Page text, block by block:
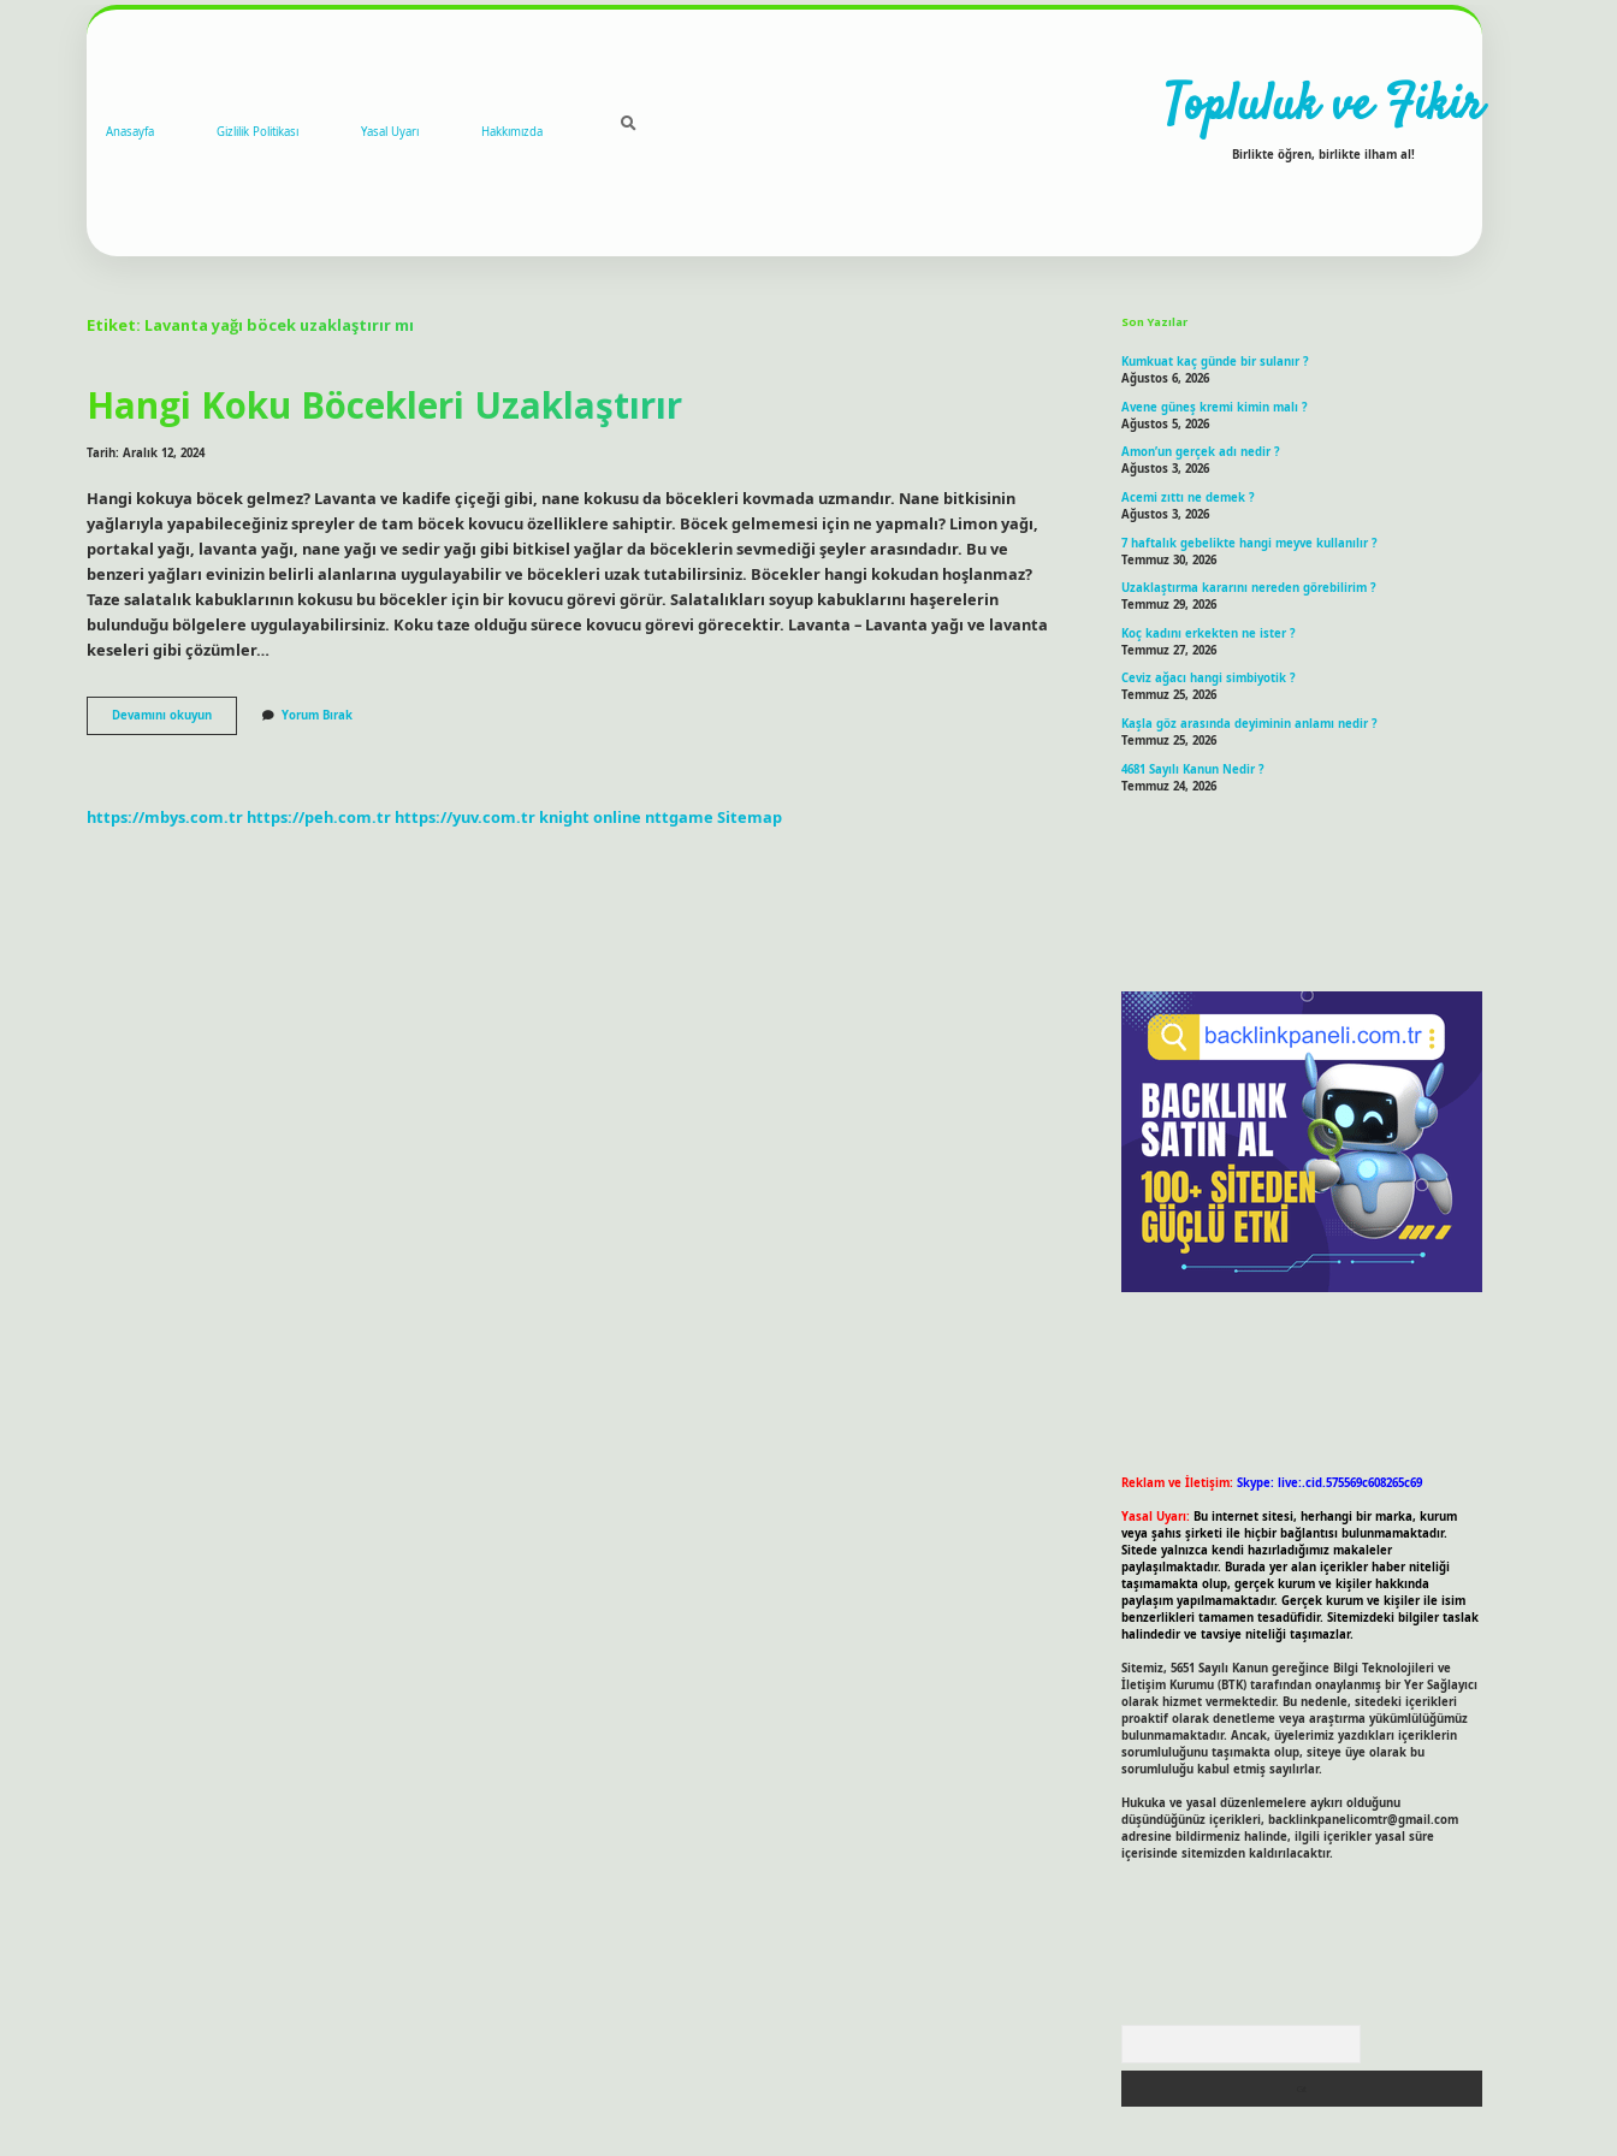
Anasayfa Gizlilik Politikası Yasal Uyarı Hakkımızda Topluluk ve Fikir
Birlikte öğren, birlikte ilham al!
Etiket: Lavanta yağı böcek uzaklaştırır mı
Hangi Koku Böcekleri Uzaklaştırır
Tarih: Aralık 12, 2024
Hangi kokuya böcek gelmez? Lavanta ve kadife çiçeği gibi, nane kokusu da böcekleri kovmada uzmandır. Nane bitkisinin
yağlarıyla yapabileceğiniz spreyler de tam böcek kovucu özelliklere sahiptir. Böcek gelmemesi için ne yapmalı? Limon yağı,
portakal yağı, lavanta yağı, nane yağı ve sedir yağı gibi bitkisel yağlar da böceklerin sevmediği şeyler arasındadır. Bu ve
benzeri yağları evinizin belirli alanlarına uygulayabilir ve böcekleri uzak tutabilirsiniz. Böcekler hangi kokudan hoşlanmaz?
Taze salatalık kabuklarının kokusu bu böcekler için bir kovucu görevi görür. Salatalıkları soyup kabuklarını haşerelerin
bulunduğu bölgelere uygulayabilirsiniz. Koku taze olduğu sürece kovucu görevi görecektir. Lavanta – Lavanta yağı ve lavanta
keseleri gibi çözümler…
Devamını okuyunHangi
Koku
Yorum Bırak
https://mbys.com.tr https://peh.com.tr https://yuv.com.tr knight online nttgame Sitemap
Son Yazılar
Kumkuat kaç günde bir sulanır ?
Ağustos 6, 2026
Avene güneş kremi kimin malı ?
Ağustos 5, 2026
Amon’un gerçek adı nedir ?
Ağustos 3, 2026
Acemi zıttı ne demek ?
Ağustos 3, 2026
7 haftalık gebelikte hangi meyve kullanılır ?
Temmuz 30, 2026
Uzaklaştırma kararını nereden görebilirim ?
Temmuz 29, 2026
Koç kadını erkekten ne ister ?
Temmuz 27, 2026
Ceviz ağacı hangi simbiyotik ?
Temmuz 25, 2026
Kaşla göz arasında deyiminin anlamı nedir ?
Temmuz 25, 2026
4681 Sayılı Kanun Nedir ?
Temmuz 24, 2026
Reklam ve İletişim: Skype: live:.cid.575569c608265c69
Yasal Uyarı: Bu internet sitesi, herhangi bir marka, kurum
veya şahıs şirketi ile hiçbir bağlantısı bulunmamaktadır.
Sitede yalnızca kendi hazırladığımız makaleler
paylaşılmaktadır. Burada yer alan içerikler haber niteliği
taşımamakta olup, gerçek kurum ve kişiler hakkında
paylaşım yapılmamaktadır. Gerçek kurum ve kişiler ile isim
benzerlikleri tamamen tesadüfidir. Sitemizdeki bilgiler taslak
halindedir ve tavsiye niteliği taşımazlar.
Sitemiz, 5651 Sayılı Kanun gereğince Bilgi Teknolojileri ve
İletişim Kurumu (BTK) tarafından onaylanmış bir Yer Sağlayıcı
olarak hizmet vermektedir. Bu nedenle, sitedeki içerikleri
proaktif olarak denetleme veya araştırma yükümlülüğümüz
bulunmamaktadır. Ancak, üyelerimiz yazdıkları içeriklerin
sorumluluğunu taşımakta olup, siteye üye olarak bu
sorumluluğu kabul etmiş sayılırlar.
Hukuka ve yasal düzenlemelere aykırı olduğunu
düşündüğünüz içerikleri, backlinkpanelicomtr@gmail.com
adresine bildirmeniz halinde, ilgili içerikler yasal süre
içerisinde sitemizden kaldırılacaktır.